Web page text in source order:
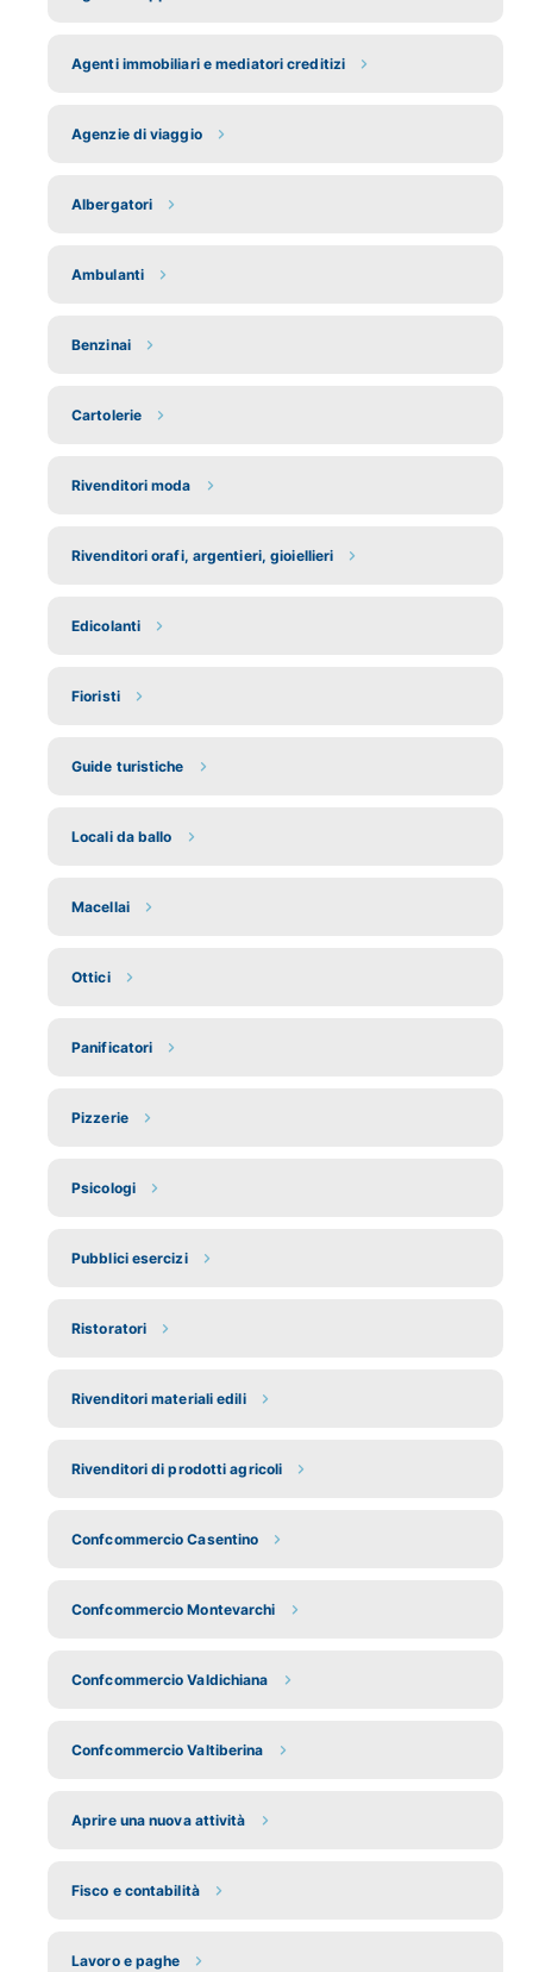
Agenti immobiliari e mediatori creditizi
Agenzie di viaggio
Albergatori
Ambulanti
Benzinai
Cartolerie
Rivenditori moda
Rivenditori orafi, argentieri, gioiellieri
Edicolanti
Fioristi
Guide turistiche
Locali da ballo
Macellai
Ottici
Panificatori
Pizzerie
Psicologi
Pubblici esercizi
Ristoratori
Rivenditori materiali edili
Rivenditori di prodotti agricoli
Confcommercio Casentino
Confcommercio Montevarchi
Confcommercio Valdichiana
Confcommercio Valtiberina
Aprire una nuova attività
Fisco e contabilità
Lavoro e paghe